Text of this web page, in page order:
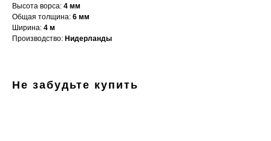
Высота ворса: 4 мм
Общая толщина: 6 мм
Ширина: 4 м
Производство: Нидерланды
Не забудьте купить